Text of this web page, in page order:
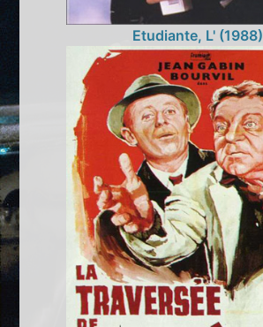
Etudiante, L' (1988)